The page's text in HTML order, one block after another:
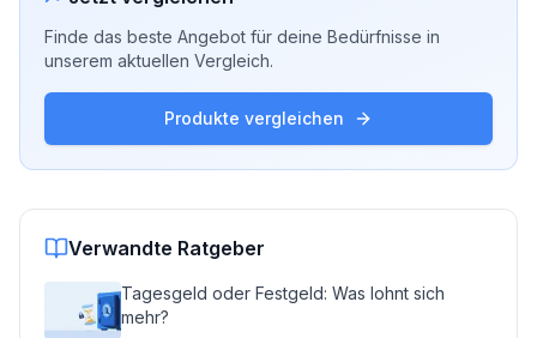
Finde das beste Angebot für deine Bedürfnisse in
unserem aktuellen Vergleich.
Produkte vergleichen
Verwandte Ratgeber
Tagesgeld oder Festgeld: Was lohnt sich
mehr?